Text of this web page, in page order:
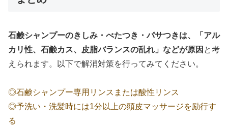
石鹸シャンプーのきしみ・べたつき・パサつきは、「アル
カリ性、石鹸カス、皮脂バランスの乱れ」などが原因 と考
えられます。以下で解消対策を行ってみてください。
◎石鹸シャンプー専用リンスまたは酸性リンス
◎予洗い・洗髪時には1分以上の頭皮マッサージを励行す
る